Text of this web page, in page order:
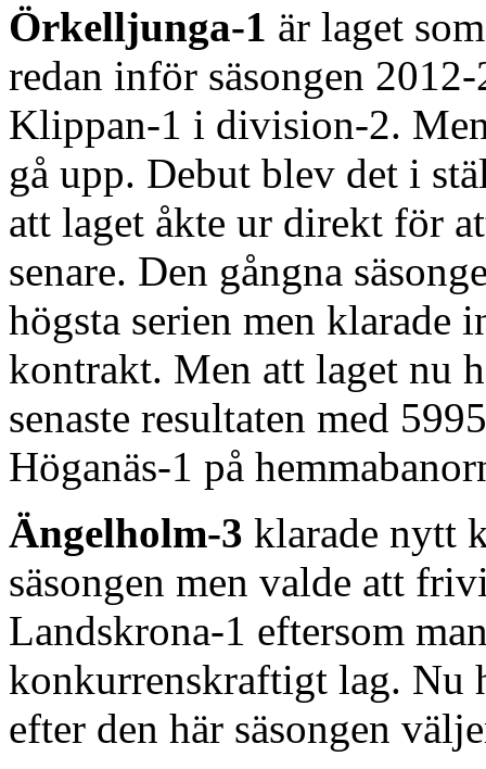
Örkelljunga-1 är laget
redan inför säsongen
Klippan-1 i division-2.
gå upp. Debut blev det i
att laget åkte ur direkt för
senare. Den gångna
högsta serien men klarade
kontrakt. Men att laget nu
senaste resultaten med
Höganäs-1 på
Ängelholm-3 klarade nytt
säsongen men valde att
Landskrona-1 eftersom
konkurrenskraftigt lag. Nu
efter den här säsongen